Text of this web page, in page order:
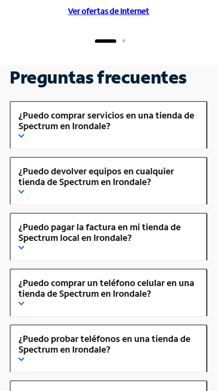
Ver ofertas de Internet
Preguntas frecuentes
¿Puedo comprar servicios en una tienda de
Spectrum en Irondale?
¿Puedo devolver equipos en cualquier
tienda de Spectrum en Irondale?
¿Puedo pagar la factura en mi tienda de
Spectrum local en Irondale?
¿Puedo comprar un teléfono celular en una
tienda de Spectrum en Irondale?
¿Puedo probar teléfonos en una tienda de
Spectrum en Irondale?